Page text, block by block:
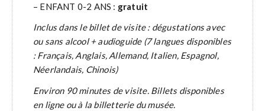
– ENFANT 0-2 ANS : gratuit
Inclus dans le billet de visite : dégustations avec
ou sans alcool + audioguide (7 langues disponibles
: Français, Anglais, Allemand, Italien, Espagnol,
Néerlandais, Chinois)
Environ 90 minutes de visite. Billets disponibles
en ligne ou à la billetterie du musée.